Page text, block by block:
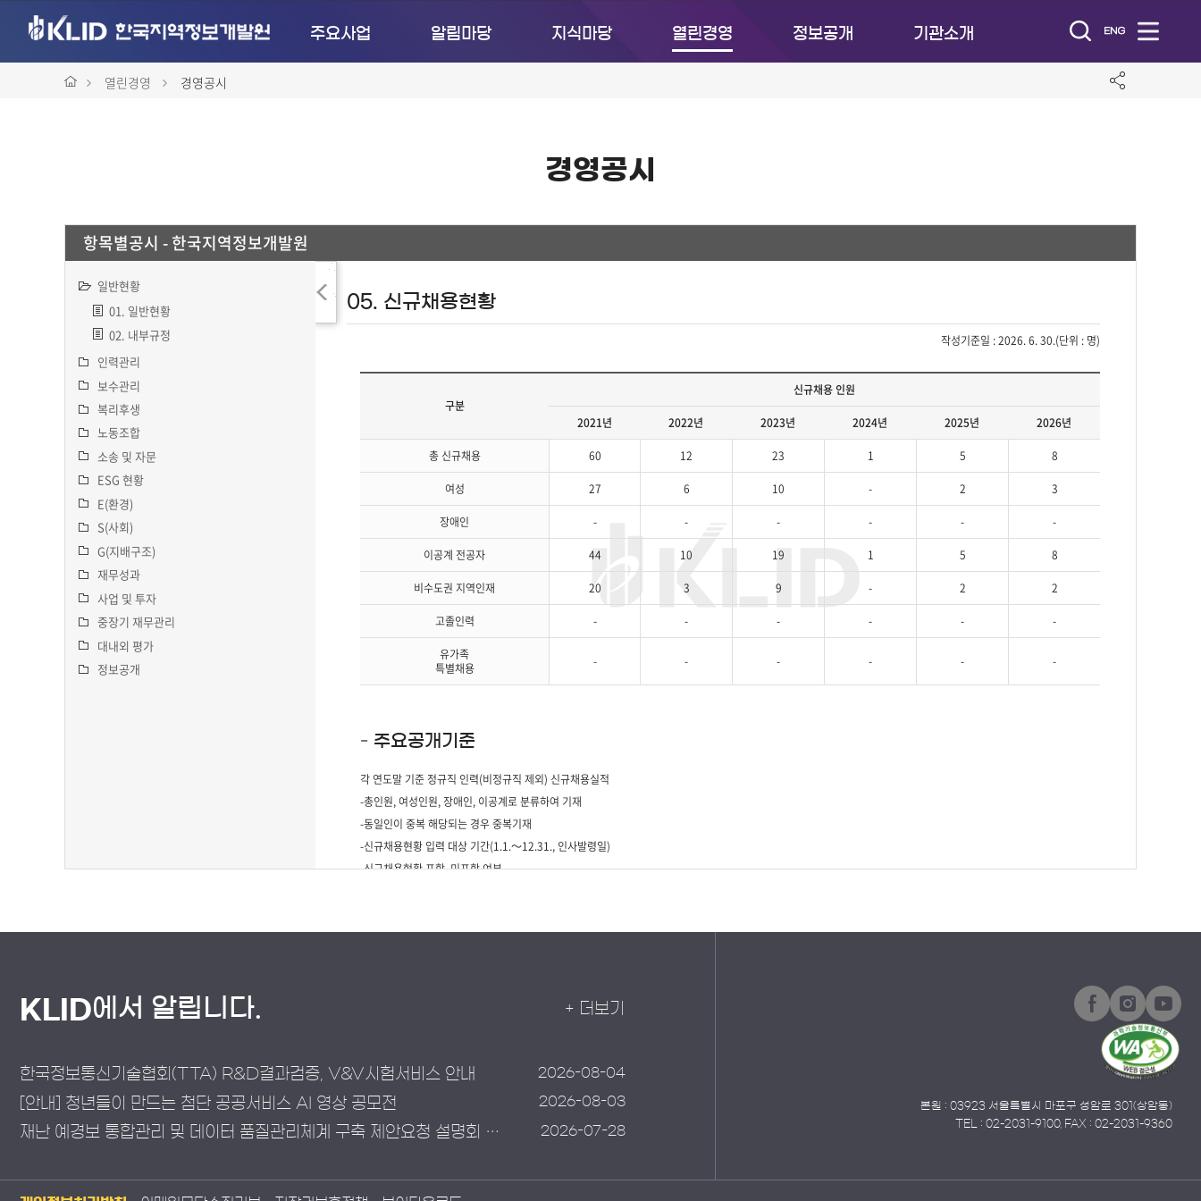
주요사업 알림마당 지식마당 열린경영 정보공개 기관소개
열린경영 경영공시
경영공시
항목별공시 - 한국지역정보개발원
과
숨
일반현황
01. 일반현황
02. 내부규정
인력관리
보수관리
복리후생
노동조합
소송 및 자문
ESG 현황
E(환경)
S(사회)
G(지배구조)
재무성과
사업 및 투자
중장기 재무관리
대내외 평가
정보공개
KLID에서 알립니다.
2026-08-04
한국정보통신기술협회(TTA) R&D결과검증, V&V시험서비스 안내
2026-08-03
[안내] 청년들이 만드는 첨단 공공서비스 AI 영상 공모전
2026-07-28
재난 예경보 통합관리 및 데이터 품질관리체계 구축 제안요청 설명회 안내
+ 더보기
본원 : 03923 서울특별시 마포구 성암로 301(상암동)
TEL : 02-2031-9100, FAX : 02-2031-9360